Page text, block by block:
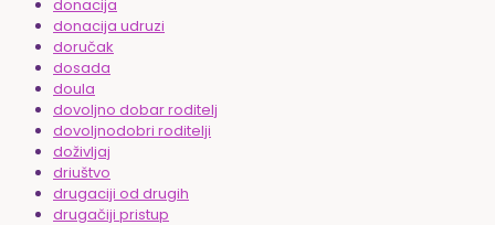
donacija
donacija udruzi
doručak
dosada
doula
dovoljno dobar roditelj
dovoljnodobri roditelji
doživljaj
driuštvo
drugaciji od drugih
drugačiji pristup